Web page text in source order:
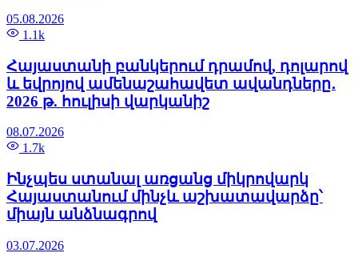
05.08.2026
1.1k
Հայաստանի բանկերում դրամով, դոլարով
և եվրոյով ամենաշահավետ ավանդները․
2026 թ. հուլիսի վարկանիշ
08.07.2026
1.7k
Ինչպես ստանալ առցանց միկրովարկ
Հայաստանում մինչև աշխատավարձը՝
միայն անձնագրով
03.07.2026